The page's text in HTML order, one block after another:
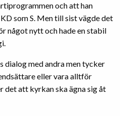
och att han
som S. Men till sist vägde det
något nytt och hade en stabil
dialog med andra men tycker
eller vara alltför
det att kyrkan ska ägna sig åt